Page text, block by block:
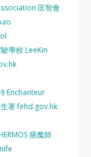
匡智會
學校 LeeKin
Enchanteur
署 fehd.gov.hk
膳魔師